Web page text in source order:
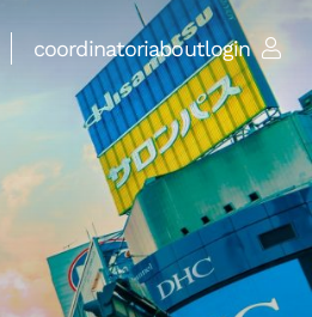
coordinatoriaboutlogin